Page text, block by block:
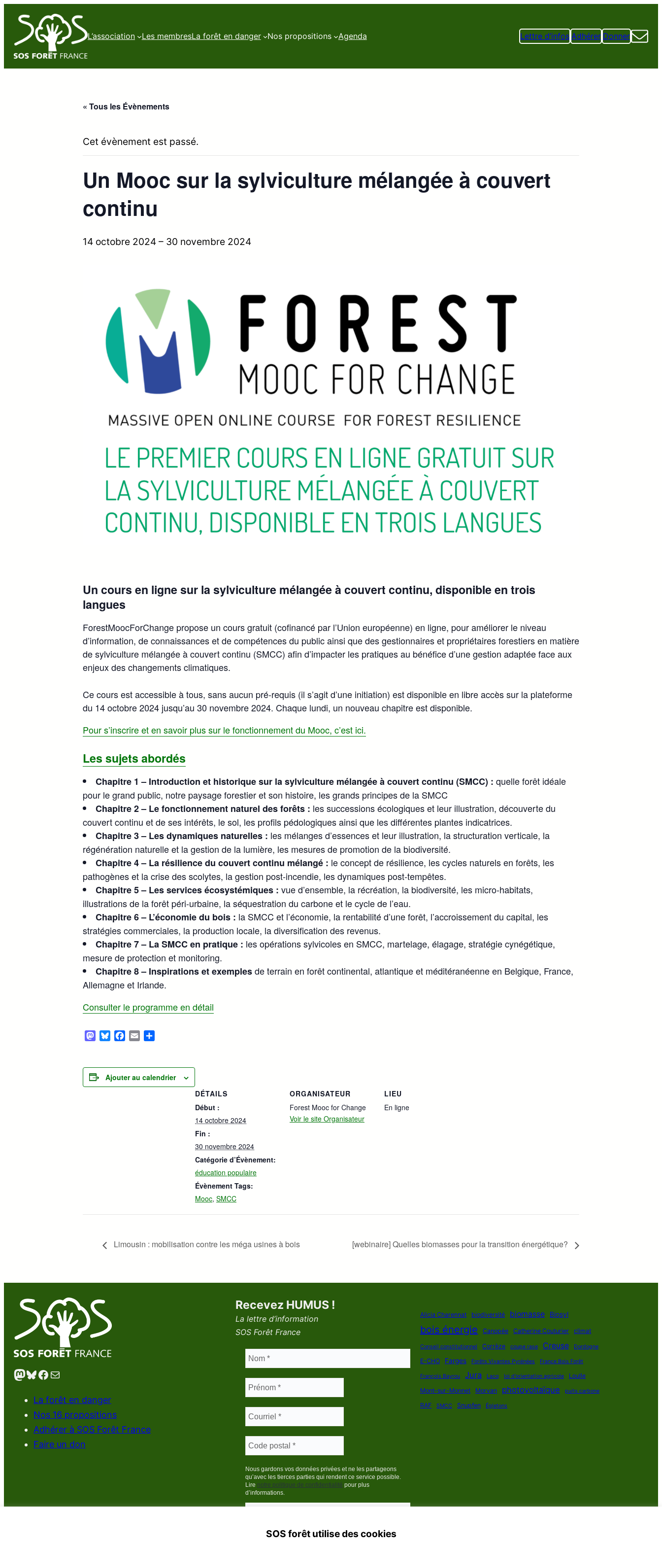
L’association Les membresLa forêt en danger Nos propositions Agenda Lettre d’infos Adhérer Donner
« Tous les Évènements
Cet évènement est passé.
Un Mooc sur la sylviculture mélangée à couvert
continu
14 octobre 2024 – 30 novembre 2024
Un cours en ligne sur la sylviculture mélangée à couvert continu, disponible en trois
langues
ForestMoocForChange propose un cours gratuit (cofinancé par l’Union européenne) en ligne, pour améliorer le niveau
d’information, de connaissances et de compétences du public ainsi que des gestionnaires et propriétaires forestiers en matière
de sylviculture mélangée à couvert continu (SMCC) afin d’impacter les pratiques au bénéfice d’une gestion adaptée face aux
enjeux des changements climatiques.
Ce cours est accessible à tous, sans aucun pré-requis (il s’agit d’une initiation) est disponible en libre accès sur la plateforme
du 14 octobre 2024 jusqu’au 30 novembre 2024. Chaque lundi, un nouveau chapitre est disponible.
Pour s’inscrire et en savoir plus sur le fonctionnement du Mooc, c’est ici.
Les sujets abordés
Chapitre 1 – Introduction et historique sur la sylviculture mélangée à couvert continu (SMCC) : quelle forêt idéale
pour le grand public, notre paysage forestier et son histoire, les grands principes de la SMCC
Chapitre 2 – Le fonctionnement naturel des forêts : les successions écologiques et leur illustration, découverte du
couvert continu et de ses intérêts, le sol, les profils pédologiques ainsi que les différentes plantes indicatrices.
Chapitre 3 – Les dynamiques naturelles : les mélanges d’essences et leur illustration, la structuration verticale, la
régénération naturelle et la gestion de la lumière, les mesures de promotion de la biodiversité.
Chapitre 4 – La résilience du couvert continu mélangé : le concept de résilience, les cycles naturels en forêts, les
pathogènes et la crise des scolytes, la gestion post-incendie, les dynamiques post-tempêtes.
Chapitre 5 – Les services écosystémiques : vue d’ensemble, la récréation, la biodiversité, les micro-habitats,
illustrations de la forêt péri-urbaine, la séquestration du carbone et le cycle de l’eau.
Chapitre 6 – L’économie du bois : la SMCC et l’économie, la rentabilité d’une forêt, l’accroissement du capital, les
stratégies commerciales, la production locale, la diversification des revenus.
Chapitre 7 – La SMCC en pratique : les opérations sylvicoles en SMCC, martelage, élagage, stratégie cynégétique,
mesure de protection et monitoring.
Chapitre 8 – Inspirations et exemplesde terrain en forêt continental, atlantique et méditéranéenne en Belgique, France,
Allemagne et Irlande.
Consulter le programme en détail
MastodonBlueskyFacebook
Email
Ajouter au calendrier
DÉTAILS
Début :
14 octobre 2024
Fin :
30 novembre 2024
Catégorie d’Évènement:
éducation populaire
Évènement Tags:
Mooc, SMCC
ORGANISATEUR
Forest Mooc for Change
Voir le site Organisateur
LIEU
En ligne
Limousin : mobilisation contre les méga usines à bois [webinaire] Quelles biomasses pour la transition énergétique?
Mastodon Bluesky Facebook E-mail
La forêt en danger
Nos 16 propositions
Adhérer à SOS Forêt France
Faire un don
Recevez HUMUS !
La lettre d’information
SOS Forêt France
Nous gardons vos données privées et ne les partageons
qu’avec les tierces parties qui rendent ce service possible.
Lire notre politique de confidentialité pour plus
d’informations.
Alicia Charennat biodiversité biomasse Biosyl
bois énergie Canopée Catherine Couturier climat
Conseil constitutionnel Corrèze coupe rase Creuse Dordogne
E-CHO Farges Forêts Vivantes Pyrénées France Bois Forêt
François Bayrou Jura Lacq loi d'orientation agricole
Loulle
Mont-sur-Monnet
Morvan photovoltaïque puits carbone
RAF SMCC Snupfen Égletons
SOS forêt utilise des cookies